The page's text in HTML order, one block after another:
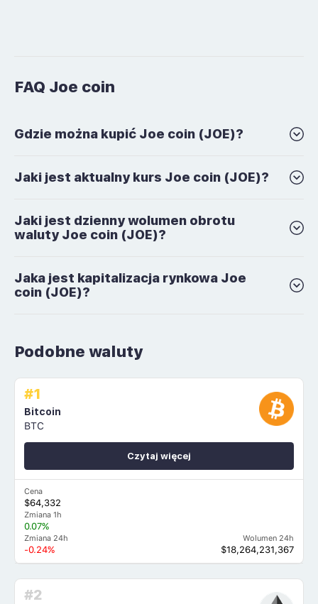
FAQ Joe coin
Gdzie można kupić Joe coin (JOE)?
Jaki jest aktualny kurs Joe coin (JOE)?
Jaki jest dzienny wolumen obrotu
waluty Joe coin (JOE)?
Jaka jest kapitalizacja rynkowa Joe
coin (JOE)?
Podobne waluty
#1
Bitcoin
BTC
Cena
$64,332
Zmiana 1h
0.07%
Zmiana 24h
-0.24%
Wolumen 24h
$18,264,231,367
Czytaj więcej
#2